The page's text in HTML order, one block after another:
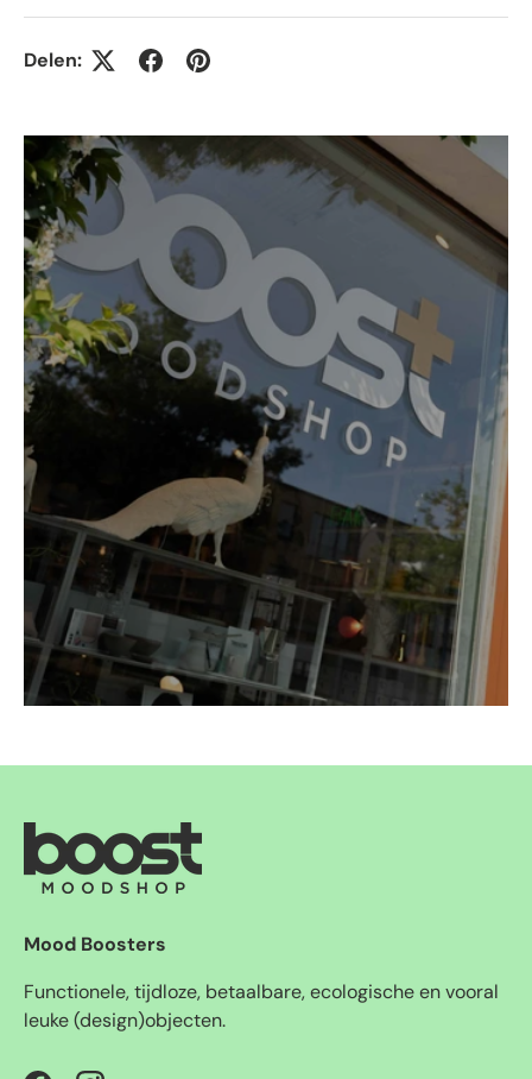
Delen:
Mood Boosters
Functionele, tijdloze, betaalbare, ecologische en vooral
leuke (design)objecten.